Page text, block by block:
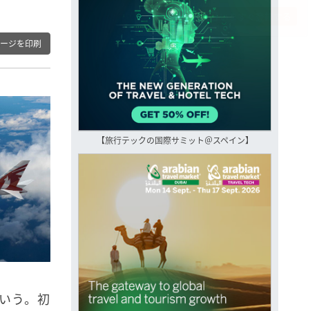
ジを印刷
う。初
【旅行テックの国際サミット＠スペイン】
いますぐ登録する